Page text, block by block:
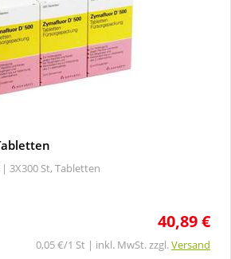
| 3X300 St, Tabletten
40,89 €
0,05 €/1 St | inkl. MwSt. zzgl.Versand